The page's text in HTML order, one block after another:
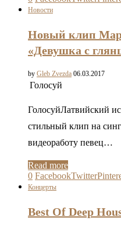
Новости
Новый клип
«Девушка с
by Gleb Zvezda 06.03.2017
Голосуй
ГолосуйЛатвийский
стильный клип на
видеоработу певец…
Read more
0 FacebookTwitter
Концерты
Best Of Deep